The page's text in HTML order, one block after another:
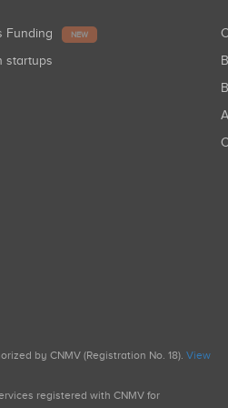
Funding NEW
startups
by CNMV (Registration No. 18). View
registered with CNMV for